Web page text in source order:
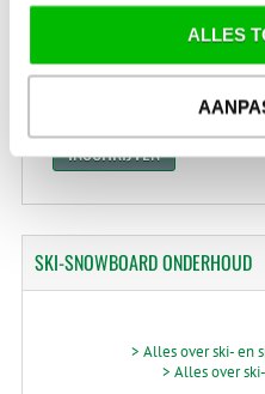
ALLES
Schrijf je in voor onze
SKI-SNOWBOARDONDERHOUD
> Alles over ski- en
> Alles over